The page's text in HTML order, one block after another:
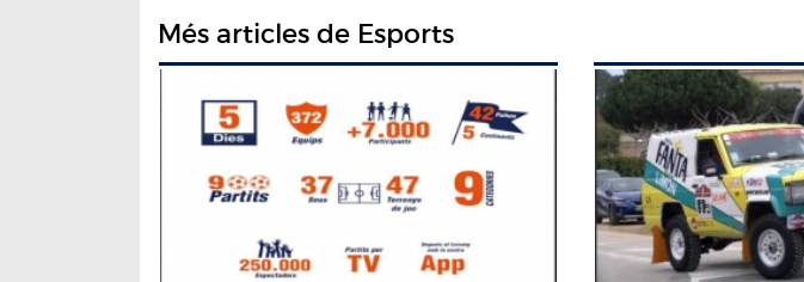
Més articles de Esports